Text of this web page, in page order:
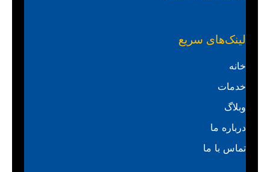
لینک‌های سریع
خانه
خدمات
وبلاگ
درباره ما
تماس با ما